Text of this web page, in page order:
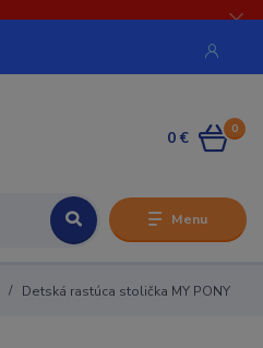
Menu
0
0 €
Detská rastúca stolička MY PONY